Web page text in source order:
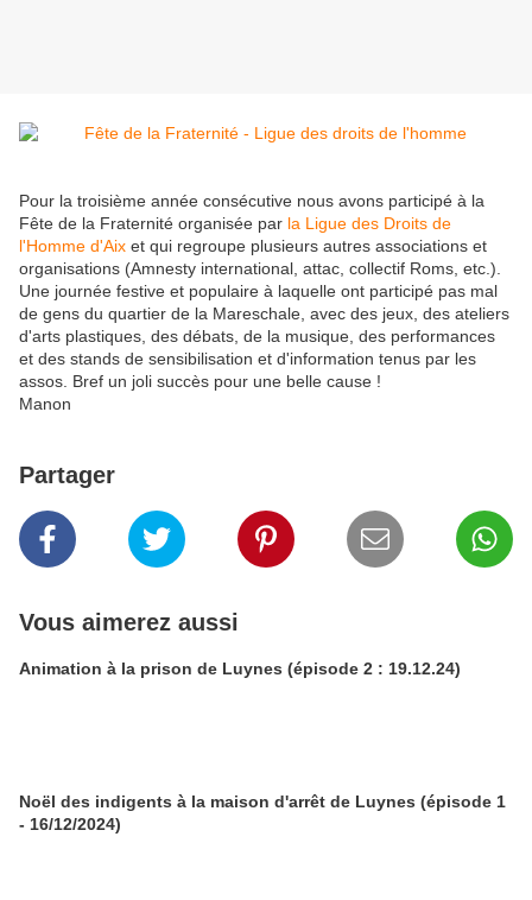
Pour la troisième année consécutive nous avons participé à la
Fête de la Fraternité organisée par la Ligue des Droits de
l'Homme d'Aix et qui regroupe plusieurs autres associations et
organisations (Amnesty international, attac, collectif Roms, etc.).
Une journée festive et populaire à laquelle ont participé pas mal
de gens du quartier de la Mareschale, avec des jeux, des ateliers
d'arts plastiques, des débats, de la musique, des performances
et des stands de sensibilisation et d'information tenus par les
assos. Bref un joli succès pour une belle cause !
Manon
Partager
Vous aimerez aussi
Animation à la prison de Luynes (épisode 2 : 19.12.24)
Noël des indigents à la maison d'arrêt de Luynes (épisode 1
- 16/12/2024)